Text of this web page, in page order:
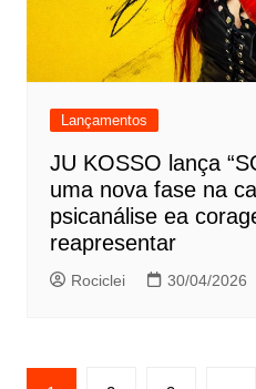
Lançamentos
JU KOSSO lança
uma nova fase na
psicanálise ea
reapresentar
Rociclei 30/04/2026
Paginação